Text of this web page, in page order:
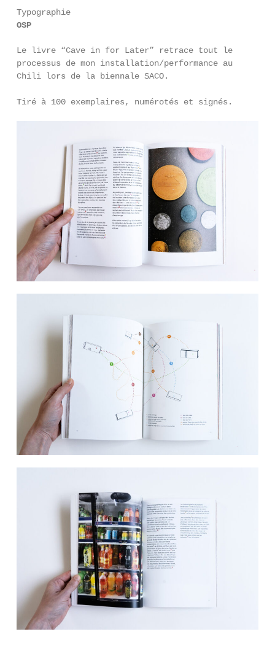
Typographie
OSP
Le livre “Cave in for Later” retrace tout le
processus de mon installation/performance au
Chili lors de la biennale SACO.
Tiré à 100 exemplaires, numérotés et signés.